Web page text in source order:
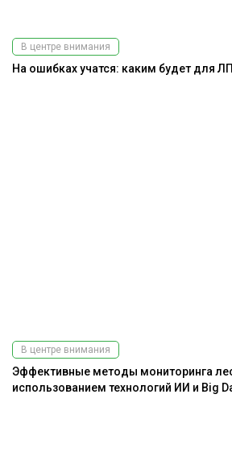
В центре внимания
На ошибках учатся: каким будет для
В центре внимания
Эффективные методы мониторинга
использованием технологий ИИ и Big